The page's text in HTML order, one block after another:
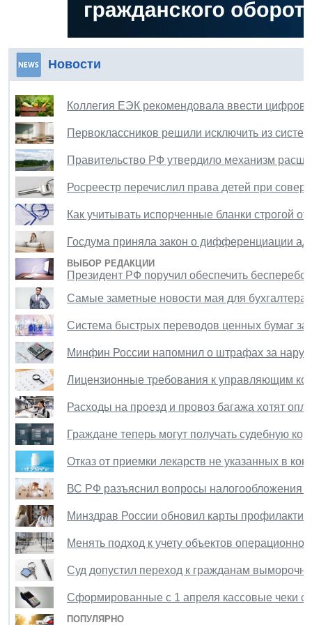
Новости
Коллегия ЕЭК рекомендовала ввести
Первоклассников решили исключить из
Правительство РФ утвердило механизм
Росреестр перечислил права детей при
Как учитывать испорченные бланки строгой
Госдума приняла закон о дифференциации
ВЫБОР РЕДАКЦИИ
Президент РФ поручил обеспечить
Самые заметные новости мая для бухгалтера
Система быстрых переводов ценных бумаг
Минфин России напомнил о штрафах за
Лицензионные требования к управляющим
Расходы на проезд и провоз багажа хотят
Граждане теперь могут получать судебную
Отказ от приемки лекарств не указанных в
ВС РФ разъяснил вопросы налогообложения
Минздрав России обновил карты
Менять подход к учету объектов
Суд допустил переход к гражданам
Сформированные с 1 апреля кассовые чеки
ПОПУЛЯРНО